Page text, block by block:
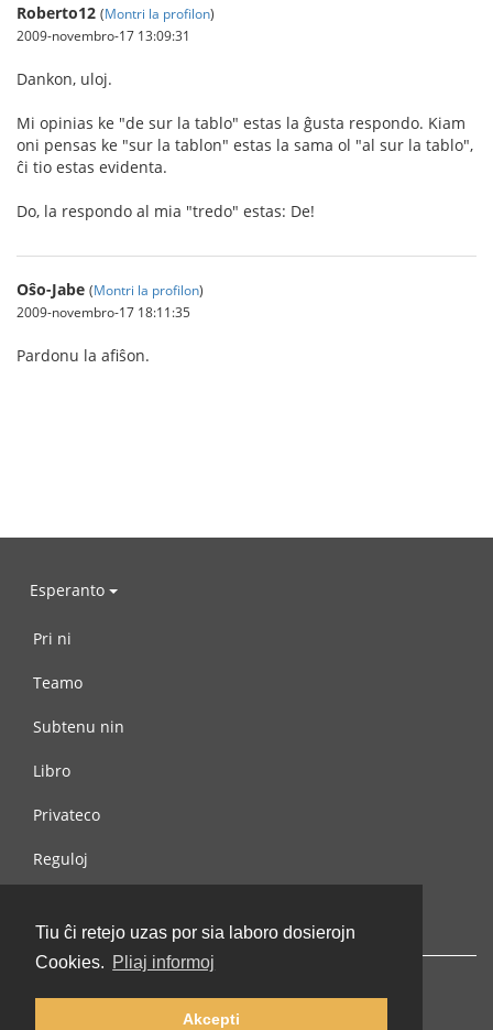
Tiu ĉi retejo uzas por sia laboro dosierojn
Cookies. Pliaj informoj
Akcepti
Roberto12 (Montri la profilon)
2009-novembro-17 13:09:31
Dankon, uloj.
Mi opinias ke "de sur la tablo" estas la ĝusta respondo. Kiam
oni pensas ke "sur la tablon" estas la sama ol "al sur la tablo",
ĉi tio estas evidenta.
Do, la respondo al mia "tredo" estas: De!
Oŝo-Jabe (Montri la profilon)
2009-novembro-17 18:11:35
Pardonu la afiŝon.
Esperanto
Pri ni
Teamo
Subtenu nin
Libro
Privateco
Reguloj